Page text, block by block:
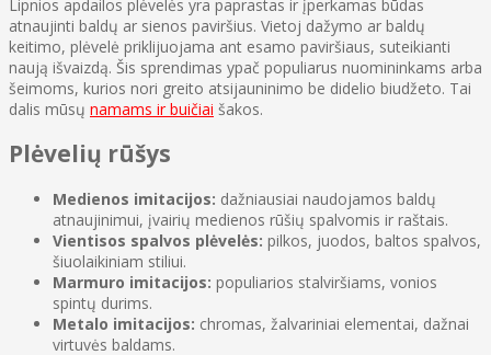
Lipnios apdailos plėvelės yra paprastas ir įperkamas būdas
atnaujinti baldų ar sienos paviršius. Vietoj dažymo ar baldų
keitimo, plėvelė priklijuojama ant esamo paviršiaus, suteikianti
naują išvaizdą. Šis sprendimas ypač populiarus nuomininkams arba
šeimoms, kurios nori greito atsijauninimo be didelio biudžeto. Tai
dalis mūsų namams ir buičiai šakos.
Plėvelių rūšys
Medienos imitacijos: dažniausiai naudojamos baldų
atnaujinimui, įvairių medienos rūšių spalvomis ir raštais.
Vientisos spalvos plėvelės: pilkos, juodos, baltos spalvos,
šiuolaikiniam stiliui.
Marmuro imitacijos: populiarios stalviršiams, vonios
spintų durims.
Metalo imitacijos: chromas, žalvariniai elementai, dažnai
virtuvės baldams.